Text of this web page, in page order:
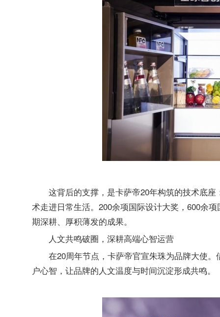
这背后的支撑，是卡萨帝20年构筑的技术底
术走进日常生活。200余项国际设计大奖，600余
期深耕、厚积薄发的成果。
人文共鸣破圈，深耕高端心智运营
在20周年节点，卡萨帝官宣朱珠为品牌大使
户心智，让品牌的人文温度与时间沉淀形成共鸣。